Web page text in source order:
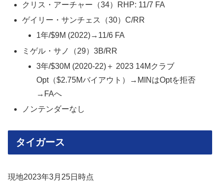
クリス・アーチャー（34）RHP: 11/7 FA
ゲイリー・サンチェス（30）C/RR
1年/$9M (2022)→11/6 FA
ミゲル・サノ（29）3B/RR
3年/$30M (2020-22)＋ 2023 14Mクラブ
Opt（$2.75Mバイアウト）→MINはOptを拒否
→FAへ
ノンテンダーなし
タイガース
現地2023年3月25日時点